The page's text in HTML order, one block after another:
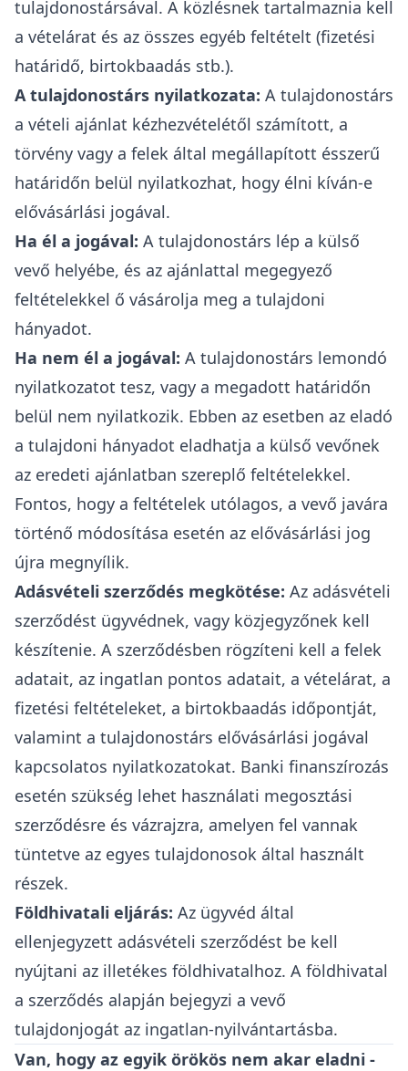
tulajdonostársával. A közlésnek tartalmaznia kell
a vételárat és az összes egyéb feltételt (fizetési
határidő, birtokbaadás stb.).
A tulajdonostárs nyilatkozata: A tulajdonostárs
a vételi ajánlat kézhezvételétől számított, a
törvény vagy a felek által megállapított ésszerű
határidőn belül nyilatkozhat, hogy élni kíván-e
elővásárlási jogával.
Ha él a jogával: A tulajdonostárs lép a külső
vevő helyébe, és az ajánlattal megegyező
feltételekkel ő vásárolja meg a tulajdoni
hányadot.
Ha nem él a jogával: A tulajdonostárs lemondó
nyilatkozatot tesz, vagy a megadott határidőn
belül nem nyilatkozik. Ebben az esetben az eladó
a tulajdoni hányadot eladhatja a külső vevőnek
az eredeti ajánlatban szereplő feltételekkel.
Fontos, hogy a feltételek utólagos, a vevő javára
történő módosítása esetén az elővásárlási jog
újra megnyílik.
Adásvételi szerződés megkötése: Az adásvételi
szerződést ügyvédnek, vagy közjegyzőnek kell
készítenie. A szerződésben rögzíteni kell a felek
adatait, az ingatlan pontos adatait, a vételárat, a
fizetési feltételeket, a birtokbaadás időpontját,
valamint a tulajdonostárs elővásárlási jogával
kapcsolatos nyilatkozatokat. Banki finanszírozás
esetén szükség lehet használati megosztási
szerződésre és vázrajzra, amelyen fel vannak
tüntetve az egyes tulajdonosok által használt
részek.
Földhivatali eljárás: Az ügyvéd által
ellenjegyzett adásvételi szerződést be kell
nyújtani az illetékes földhivatalhoz. A földhivatal
a szerződés alapján bejegyzi a vevő
tulajdonjogát az ingatlan-nyilvántartásba.
Van, hogy az egyik örökös nem akar eladni -